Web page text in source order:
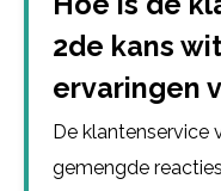
2de kans
ervaringen
De klantenservice
gemengde